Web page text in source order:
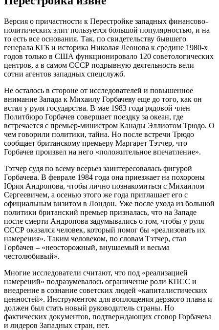
Версия о причастности к Перестройке западных финансово-
политических элит пользуется большой популярностью, и на
то есть все основания. Так, по свидетельству бывшего
генерала КГБ и историка Николая Леонова к средине 1980-х
годов только в США функционировало 120 советологических
центров, а в самом СССР подрывную деятельность вели
сотни агентов западных спецслужб.
Не осталось в стороне от исследователей и повышенное
внимание Запада к Михаилу Горбачеву еще до того, как он
встал у руля государства. В мае 1983 года рядовой член
Политбюро Горбачев совершает поездку за океан, где
встречается с премьер-министром Канады Эллиотом Трюдо. О
чем говорили политики, тайна. Но после встречи Трюдо
сообщает британскому премьеру Маргарет Тэтчер, что
Горбачев произвел на него «положительное впечатление».
Тэтчер судя по всему всерьез заинтересовалась фигурой
Горбачева. В феврале 1984 года она приезжает на похороны
Юрия Андропова, чтобы лично познакомиться с Михаилом
Сергеевичем, а осенью этого же года приглашает его с
официальным визитом в Лондон. Уже после ухода из большой
политики британский премьер призналась, что на Западе
после смерти Андропова задумывались о том, чтобы у руля
СССР оказался человек, который помог бы «реализовать их
намерения». Таким человеком, по словам Тэтчер, стал
Горбачев – «неосторожный, внушаемый и весьма
честолюбивый».
Многие исследователи считают, что под «реализацией
намерений» подразумевалось ограничение роли КПСС и
внедрение в сознание советских людей «капиталистических
ценностей». Инструментом для воплощения дерзкого плана и
должен был стать новый руководитель страны. Но
фактических документов, подтверждающих сговор Горбачева
и лидеров Западных стран, нет.